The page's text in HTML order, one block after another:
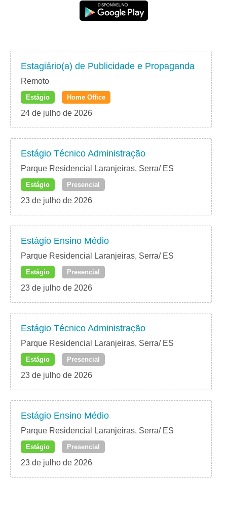
Estagiário(a) de Publicidade e Propaganda
Remoto
Estágio Home Office
24 de julho de 2026
Estágio Técnico Administração
Parque Residencial Laranjeiras, Serra/ ES
Estágio Presencial
23 de julho de 2026
Estágio Ensino Médio
Parque Residencial Laranjeiras, Serra/ ES
Estágio Presencial
23 de julho de 2026
Estágio Técnico Administração
Parque Residencial Laranjeiras, Serra/ ES
Estágio Presencial
23 de julho de 2026
Estágio Ensino Médio
Parque Residencial Laranjeiras, Serra/ ES
Estágio Presencial
23 de julho de 2026